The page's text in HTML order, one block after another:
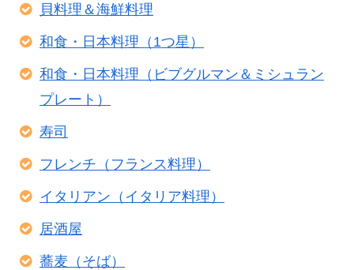
貝料理＆海鮮料理
和食・日本料理（1つ星）
和食・日本料理（ビブグルマン＆ミシュラン
プレート）
寿司
フレンチ（フランス料理）
イタリアン（イタリア料理）
居酒屋
蕎麦（そば）